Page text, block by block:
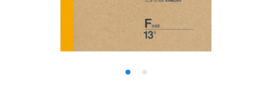
探求・自主学習のすすめ
工場フォトツアー
アンケート